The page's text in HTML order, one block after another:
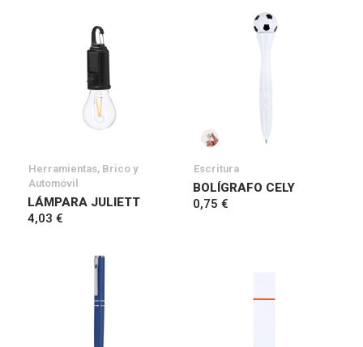
Herramientas, Brico y
Automóvil
LÁMPARA JULIETT
4,03 €
Escritura
BOLÍGRAFO CELY
0,75 €